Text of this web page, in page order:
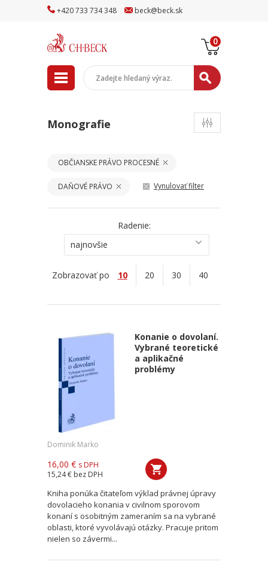
+420733 734348 beck@beck.sk
0
Monografie
OBČIANSKE PRÁVO PROCESNÉ
DAŇOVÉ PRÁVO Vynulovať filter
Radenie:
najnovšie
Zobrazovať po 10 20 30 40
Konanie o dovolaní.
Vybrané teoretické
a aplikačné
problémy
Dominik Marko
16,00 € s DPH
15,24 € bez DPH
Kniha ponúka čitateľom výklad právnej úpravy
dovolacieho konania v civilnom sporovom
konaní s osobitným zameraním sa na vybrané
oblasti, ktoré vyvolávajú otázky. Pracuje pritom
nielen so závermi...